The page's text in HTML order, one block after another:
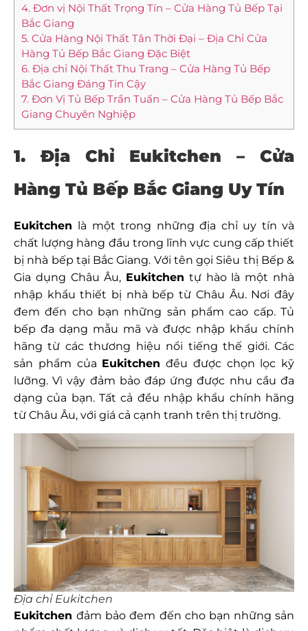
4. Đơn vị Nội Thất Trọng Tín – Cửa Hàng Tủ Bếp Tại
Bắc Giang
5. Cửa Hàng Nội Thất Tân Thời Đại – Địa Chỉ Cửa
Hàng Tủ Bếp Bắc Giang Đặc Biệt
6. Địa chỉ Nội Thất Thu Trang – Cửa Hàng Tủ Bếp
Bắc Giang Đáng Tin Cậy
7. Đơn Vị Tủ Bếp Trần Tuấn – Cửa Hàng Tủ Bếp Bắc
Giang Chuyên Nghiệp
1. Địa Chỉ Eukitchen – Cửa
Hàng Tủ Bếp Bắc Giang Uy Tín
Eukitchen là một trong những địa chỉ uy tín và
chất lượng hàng đầu trong lĩnh vực cung cấp thiết
bị nhà bếp tại Bắc Giang. Với tên gọi Siêu thị Bếp &
Gia dụng Châu Âu, Eukitchen tự hào là một nhà
nhập khẩu thiết bị nhà bếp từ Châu Âu. Nơi đây
đem đến cho bạn những sản phẩm cao cấp. Tủ
bếp đa dạng mẫu mã và được nhập khẩu chính
hãng từ các thương hiệu nổi tiếng thế giới. Các
sản phẩm của Eukitchen đều được chọn lọc kỹ
lưỡng. Vì vậy đảm bảo đáp ứng được nhu cầu đa
dạng của bạn. Tất cả đều nhập khẩu chính hãng
từ Châu Âu, với giá cả cạnh tranh trên thị trường.
Địa chỉ Eukitchen
Eukitchenđảm bảo đem đến cho bạn những sản